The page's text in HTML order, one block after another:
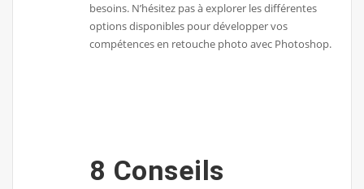
besoins. N’hésitez pas à explorer les différentes
options disponibles pour développer vos
compétences en retouche photo avec Photoshop.
8 Conseils